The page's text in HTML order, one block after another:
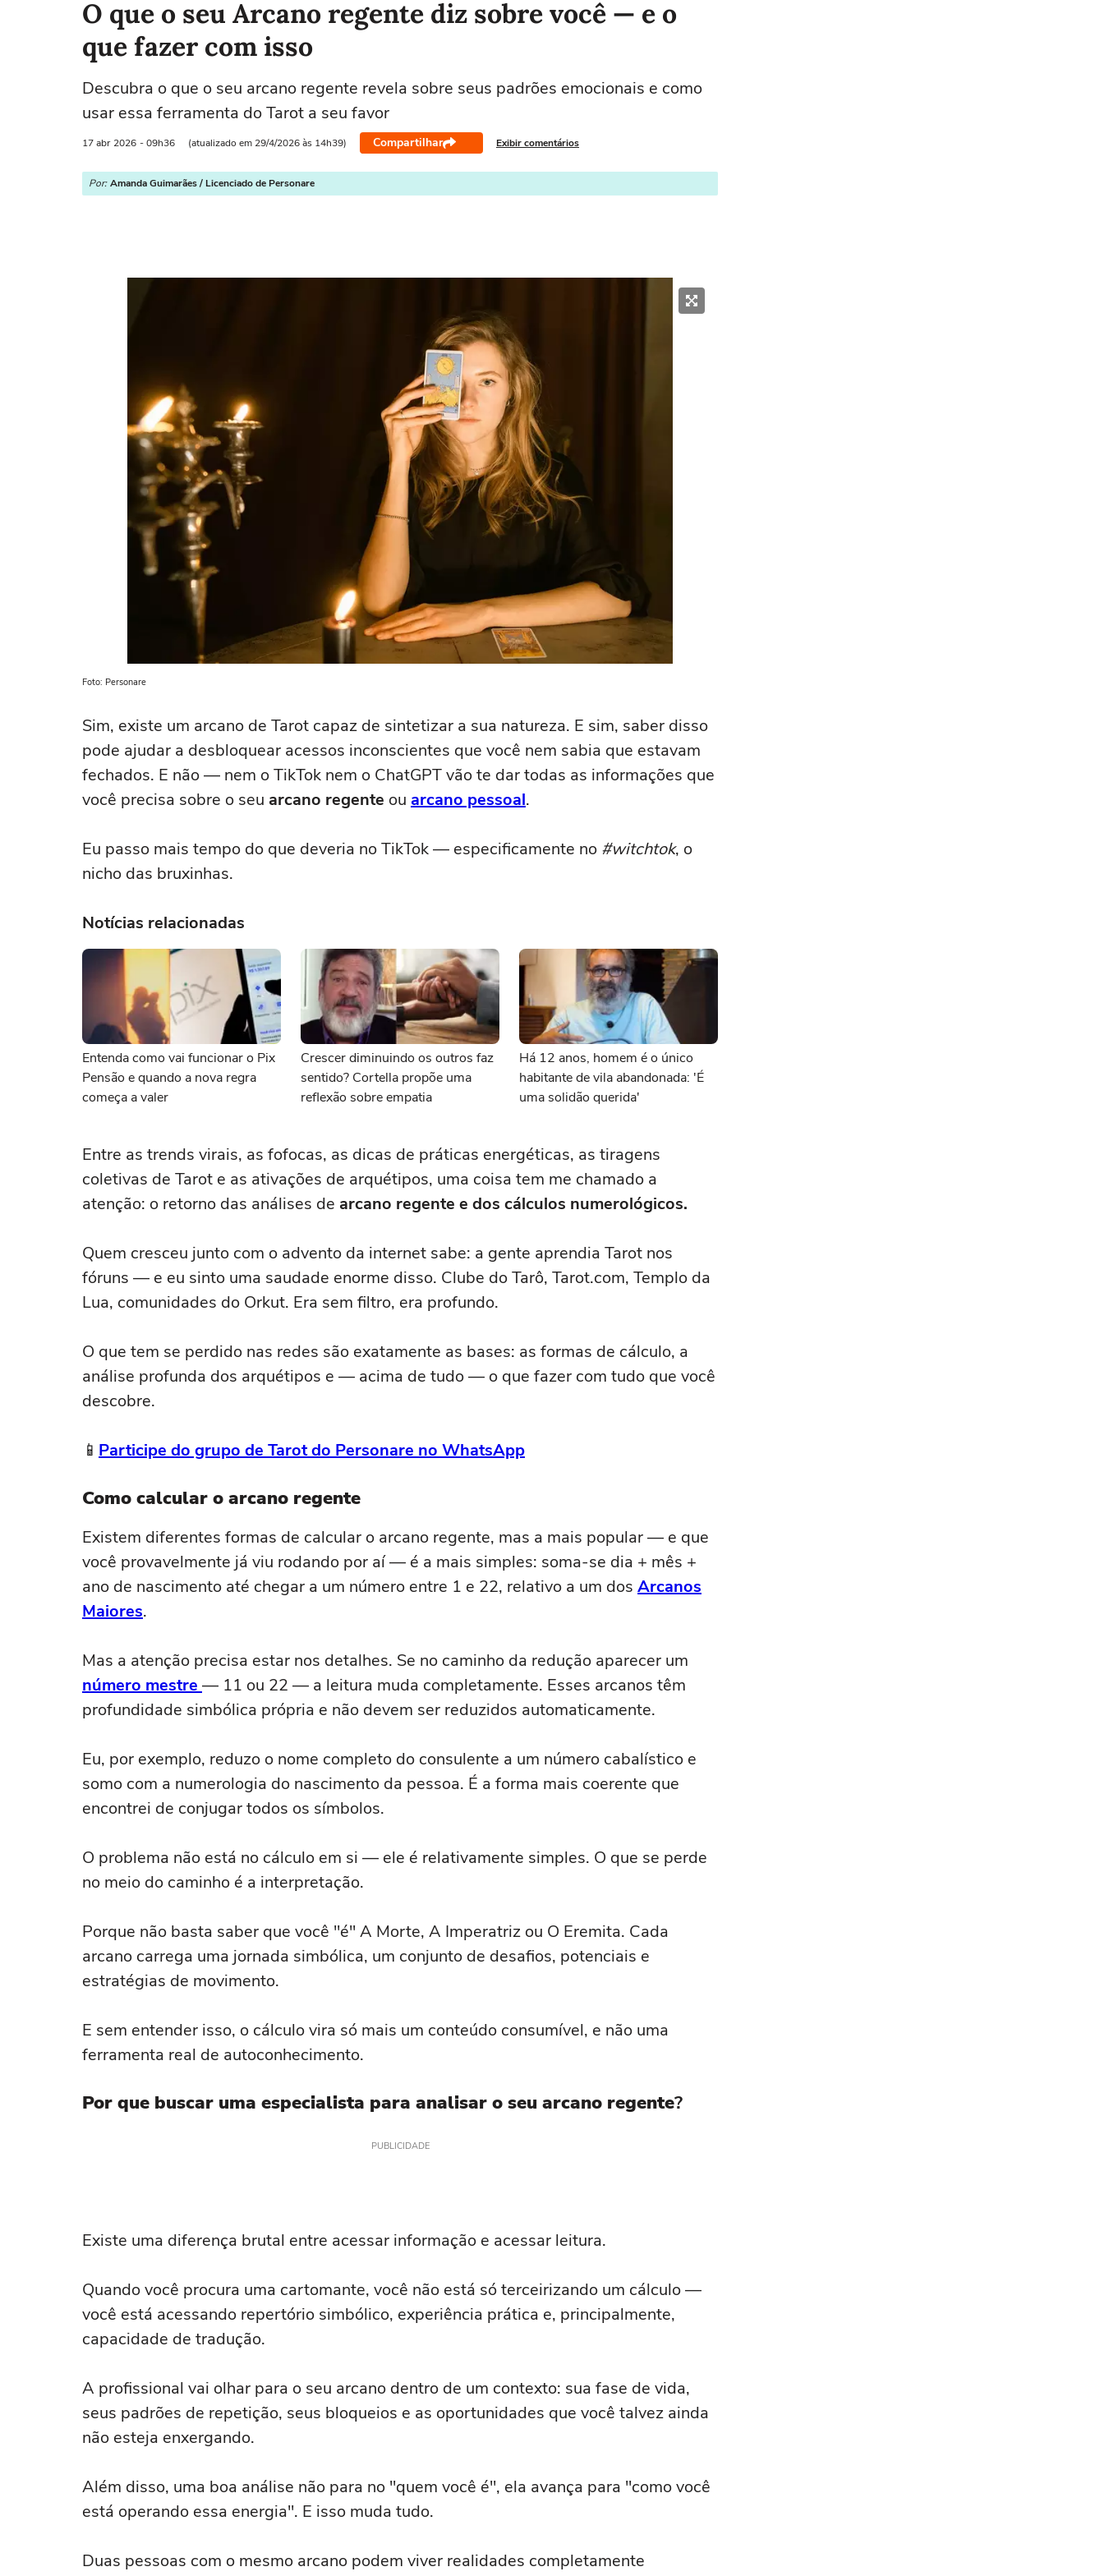
O que o seu Arcano regente diz sobre você — e o
que fazer com isso
Descubra o que o seu arcano regente revela sobre seus padrões emocionais e como
usar essa ferramenta do Tarot a seu favor
17 abr 2026 - 09h36 (atualizado em 29/4/2026 às 14h39) Compartilhar Exibir comentários
Por: Amanda Guimarães / Licenciado de Personare
Foto: Personare
Sim, existe um arcano de Tarot capaz de sintetizar a sua natureza. E sim, saber disso
pode ajudar a desbloquear acessos inconscientes que você nem sabia que estavam
fechados. E não — nem o TikTok nem o ChatGPT vão te dar todas as informações que
você precisa sobre o seu arcano regente ou arcano pessoal.
Eu passo mais tempo do que deveria no TikTok — especificamente no #witchtok, o
nicho das bruxinhas.
Notícias relacionadas
Entenda como vai funcionar o Pix
Pensão e quando a nova regra
começa a valer
Crescer diminuindo os outros faz
sentido? Cortella propõe uma
reflexão sobre empatia
Há 12 anos, homem é o único
habitante de vila abandonada: 'É
uma solidão querida'
Entre as trends virais, as fofocas, as dicas de práticas energéticas, as tiragens
coletivas de Tarot e as ativações de arquétipos, uma coisa tem me chamado a
atenção: o retorno das análises de arcano regente e dos cálculos numerológicos.
Quem cresceu junto com o advento da internet sabe: a gente aprendia Tarot nos
fóruns — e eu sinto uma saudade enorme disso. Clube do Tarô, Tarot.com, Templo da
Lua, comunidades do Orkut. Era sem filtro, era profundo.
O que tem se perdido nas redes são exatamente as bases: as formas de cálculo, a
análise profunda dos arquétipos e — acima de tudo — o que fazer com tudo que você
descobre.
📱 Participe do grupo de Tarot do Personare no WhatsApp
Como calcular o arcano regente
Existem diferentes formas de calcular o arcano regente, mas a mais popular — e que
você provavelmente já viu rodando por aí — é a mais simples: soma-se dia + mês +
ano de nascimento até chegar a um número entre 1 e 22, relativo a um dos Arcanos
Maiores.
Mas a atenção precisa estar nos detalhes. Se no caminho da redução aparecer um
número mestre — 11 ou 22 — a leitura muda completamente. Esses arcanos têm
profundidade simbólica própria e não devem ser reduzidos automaticamente.
Eu, por exemplo, reduzo o nome completo do consulente a um número cabalístico e
somo com a numerologia do nascimento da pessoa. É a forma mais coerente que
encontrei de conjugar todos os símbolos.
O problema não está no cálculo em si — ele é relativamente simples. O que se perde
no meio do caminho é a interpretação.
Porque não basta saber que você "é" A Morte, A Imperatriz ou O Eremita. Cada
arcano carrega uma jornada simbólica, um conjunto de desafios, potenciais e
estratégias de movimento.
E sem entender isso, o cálculo vira só mais um conteúdo consumível, e não uma
ferramenta real de autoconhecimento.
Por que buscar uma especialista para analisar o seu arcano regente?
PUBLICIDADE
Existe uma diferença brutal entre acessar informação e acessar leitura.
Quando você procura uma cartomante, você não está só terceirizando um cálculo —
você está acessando repertório simbólico, experiência prática e, principalmente,
capacidade de tradução.
A profissional vai olhar para o seu arcano dentro de um contexto: sua fase de vida,
seus padrões de repetição, seus bloqueios e as oportunidades que você talvez ainda
não esteja enxergando.
Além disso, uma boa análise não para no "quem você é", ela avança para "como você
está operando essa energia". E isso muda tudo.
Duas pessoas com o mesmo arcano podem viver realidades completamente